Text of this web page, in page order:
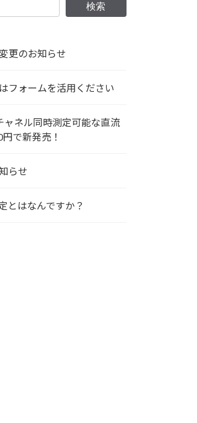
検索
更のお知らせ
フォームを活用ください
ャネル同時測定可能な直流
で新発売！
らせ
とはなんですか？